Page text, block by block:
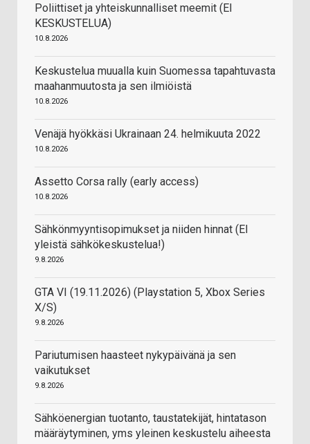
Poliittiset ja yhteiskunnalliset meemit (EI
KESKUSTELUA)
10.8.2026
Keskustelua muualla kuin Suomessa tapahtuvasta
maahanmuutosta ja sen ilmiöistä
10.8.2026
Venäjä hyökkäsi Ukrainaan 24. helmikuuta 2022
10.8.2026
Assetto Corsa rally (early access)
10.8.2026
Sähkönmyyntisopimukset ja niiden hinnat (EI
yleistä sähkökeskustelua!)
9.8.2026
GTA VI (19.11.2026) (Playstation 5, Xbox Series
X/S)
9.8.2026
Pariutumisen haasteet nykypäivänä ja sen
vaikutukset
9.8.2026
Sähköenergian tuotanto, taustatekijät, hintatason
määräytyminen, yms yleinen keskustelu aiheesta